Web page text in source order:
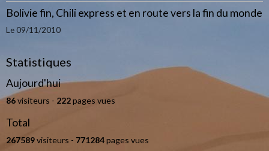
Bolivie fin, Chili express et en route vers la fin du monde
Le 09/11/2010
Statistiques
Aujourd'hui
86visiteurs - 222pages vues
Total
267589visiteurs - 771284pages vues